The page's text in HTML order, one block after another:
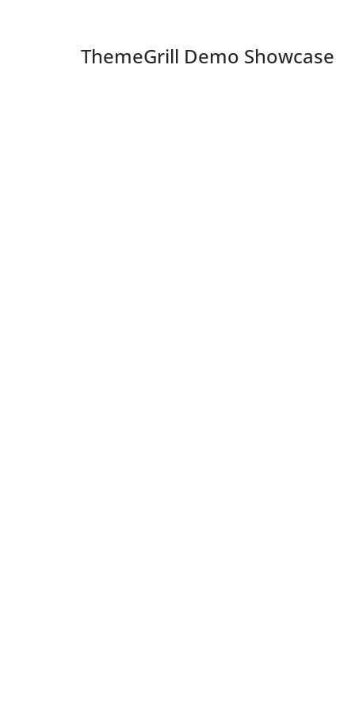
ThemeGrill Demo Showcase